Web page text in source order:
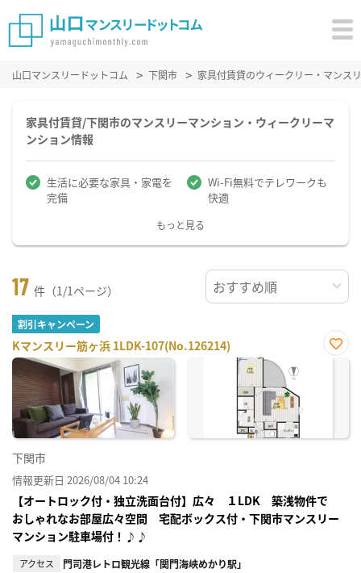
山口マンスリードットコム 下関市 家具付賃貸のウィークリー・マンス
家具付賃貸/下関市のマンスリーマンション・ウィークリーマ
ンション情報
生活に必要な家具・家電を
完備
Wi-Fi無料でテレワークも
快適
もっと見る
17 件（1/1ページ）
割引キャンペーン
Kマンスリー筋ヶ浜 1LDK-107(No.126214)
お気
下関市
情報更新日 2026/08/04 10:24
【オートロック付・独立洗面台付】広々 １LDK 築浅物件で
おしゃれなお部屋広々空間 宅配ボックス付・下関市マンスリー
マンション駐車場付！♪♪
アクセス 門司港レトロ観光線「関門海峡めかり駅」